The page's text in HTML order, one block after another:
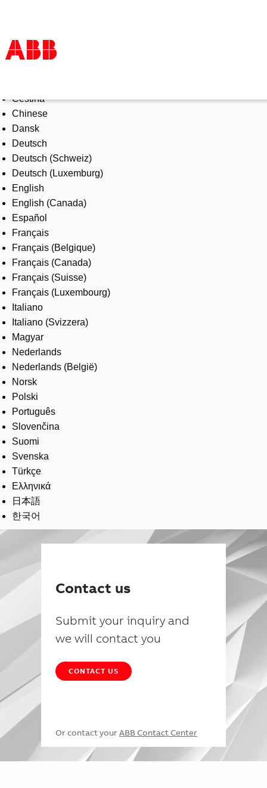
Products & Solutions
Industries
Services
About us
Where to buy
Contact us
Careers
Čeština
Chinese
Dansk
Deutsch
Deutsch (Schweiz)
Deutsch (Luxemburg)
English
English (Canada)
Español
Français
Français (Belgique)
Français (Canada)
Français (Suisse)
Français (Luxembourg)
Italiano
Italiano (Svizzera)
Magyar
Nederlands
Nederlands (België)
Norsk
Polski
Português
Slovenčina
Suomi
Svenska
Türkçe
Ελληνικά
日本語
한국어
Contact us
Submit your inquiry and
we will contact you
CONTACT US
Or contact your ABB Contact Center